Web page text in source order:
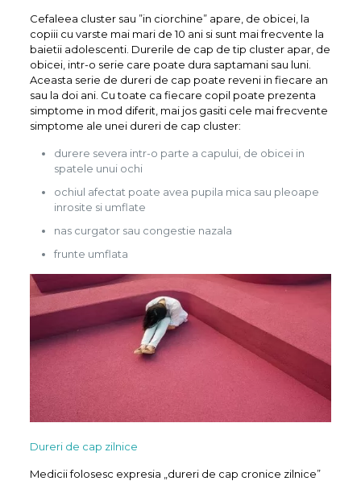
Cefaleea cluster sau ”in ciorchine” apare, de obicei, la
copiii cu varste mai mari de 10 ani si sunt mai frecvente la
baietii adolescenti. Durerile de cap de tip cluster apar, de
obicei, intr-o serie care poate dura saptamani sau luni.
Aceasta serie de dureri de cap poate reveni in fiecare an
sau la doi ani. Cu toate ca fiecare copil poate prezenta
simptome in mod diferit, mai jos gasiti cele mai frecvente
simptome ale unei dureri de cap cluster:
durere severa intr-o parte a capului, de obicei in
spatele unui ochi
ochiul afectat poate avea pupila mica sau pleoape
inrosite si umflate
nas curgator sau congestie nazala
frunte umflata
Dureri de cap zilnice
Medicii folosesc expresia „dureri de cap cronice zilnice”